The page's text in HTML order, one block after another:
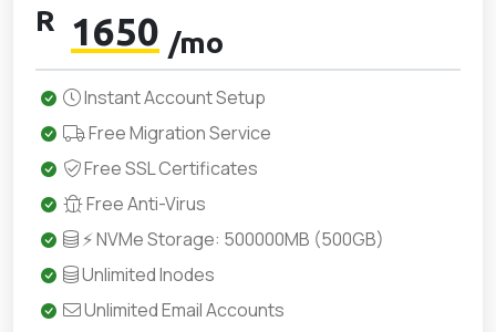
R 1650 /mo
Instant Account Setup
Free Migration Service
Free SSL Certificates
Free Anti-Virus
⚡ NVMe Storage: 500000MB (500GB)
Unlimited Inodes
Unlimited Email Accounts